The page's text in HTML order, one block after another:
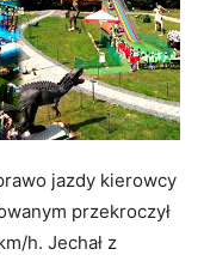
jazdy kierowcy
przekroczył
h. Jechał z